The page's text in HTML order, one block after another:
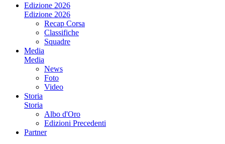
Edizione 2026
Edizione 2026
Recap Corsa
Classifiche
Squadre
Media
Media
News
Foto
Video
Storia
Storia
Albo d'Oro
Edizioni Precedenti
Partner